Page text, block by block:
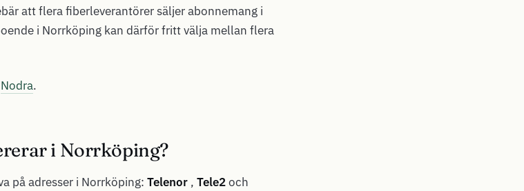
att flera fiberleverantörer säljer abonnemang i
i Norrköping kan därför fritt välja mellan flera
Nodra.
i Norrköping?
på adresser i Norrköping: Telenor , Tele2och